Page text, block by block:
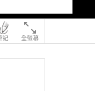
記 全螢幕